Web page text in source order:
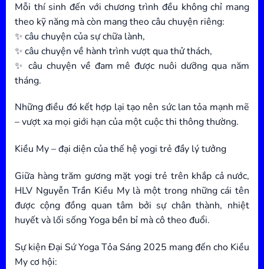
Mỗi thí sinh đến với chương trình đều không chỉ mang
theo kỹ năng mà còn mang theo câu chuyện riêng:
✨ câu chuyện của sự chữa lành,
✨ câu chuyện về hành trình vượt qua thử thách,
✨ câu chuyện về đam mê được nuôi dưỡng qua năm
tháng.
Những điều đó kết hợp lại tạo nên sức lan tỏa mạnh mẽ
– vượt xa mọi giới hạn của một cuộc thi thông thường.
Kiều My – đại diện của thế hệ yogi trẻ đầy lý tưởng
Giữa hàng trăm gương mặt yogi trẻ trên khắp cả nước,
HLV Nguyễn Trần Kiều My là một trong những cái tên
được cộng đồng quan tâm bởi sự chân thành, nhiệt
huyết và lối sống Yoga bền bỉ mà cô theo đuổi.
Sự kiện Đại Sứ Yoga Tỏa Sáng 2025 mang đến cho Kiều
My cơ hội: